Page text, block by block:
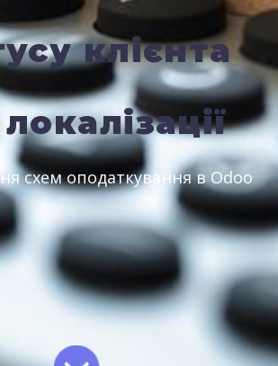
клієнта
схем оподаткування в Odoo